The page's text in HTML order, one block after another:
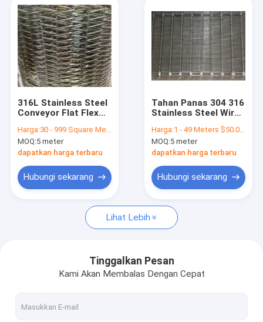
Produk
Tentang kita
Wisata pabrik
Berita
Semua Kasus
Sabuk jaring baja tahan karat
Wire Mesh Suhu Tinggi
Sabuk Jala Makanan
316L Stainless Steel
Conveyor Flat Flex
Harga:30 - 999 Square Meters $31.60， 1000 - 4999 Square Meters $29.30， >=5000 Square Meters $28.50
MOQ:5 meter
dapatkan harga terbaru
Hubungi sekarang
Tahan Panas 304 316
Stainless Steel Wire
Untuk Pizza Oven
Harga:1 - 49 Meters $50.00， 50 - 999 Meters $45.50， >=1000 Meters $30.00
MOQ:5 meter
dapatkan harga terbaru
Hubungi sekarang
Lihat Lebih
Tinggalkan Pesan
Kami Akan Membalas Dengan Cepat